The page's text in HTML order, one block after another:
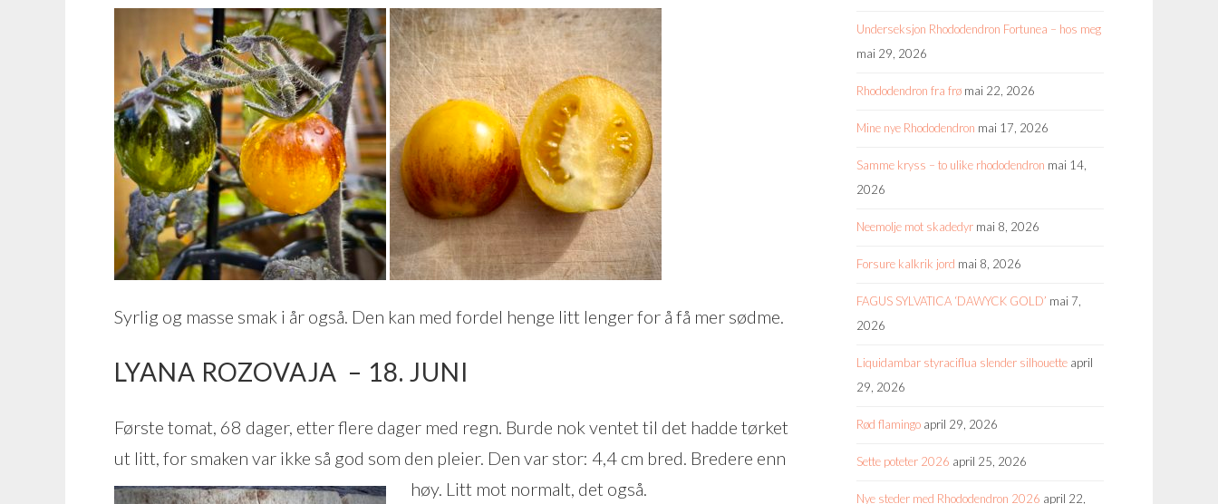
Syrlig og masse smak i år også. Den kan med fordel henge litt lenger for å få mer sødme.
LYANA ROZOVAJA – 18. JUNI
Første tomat, 68 dager, etter flere dager med regn. Burde nok ventet til det hadde tørket
ut litt, for smaken var ikke så god som den pleier. Den var stor: 4,4 cm bred. Bredere enn
høy. Litt mot normalt, det også.
Underseksjon Rhododendron Fortunea – hos meg
mai 29, 2026
Rhododendron fra frø mai 22, 2026
Mine nye Rhododendron mai 17, 2026
Samme kryss – to ulike rhododendron mai 14,
2026
Neemolje mot skadedyr mai 8, 2026
Forsure kalkrik jord mai 8, 2026
FAGUS SYLVATICA ‘DAWYCK GOLD’ mai 7,
2026
Liquidambar styraciflua slender silhouette april
29, 2026
Rød flamingo april 29, 2026
Sette poteter 2026 april 25, 2026
Nye steder med Rhododendron 2026 april 22,